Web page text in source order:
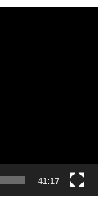
41:17